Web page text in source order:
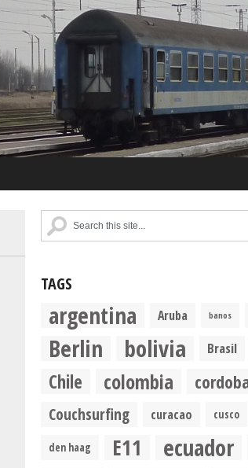
TAGS
argentina Aruba banos
Berlin bolivia Brasil
Chile colombia
Couchsurfing curacao cusco
den haag E11 ecuador